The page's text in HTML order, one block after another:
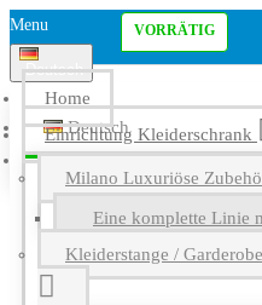
Menu
Deutsch
Deutsch
English
Home
Einrichtung Kleiderschrank
Milano Luxuriöse
Eine komplette Linie
Kleiderstange /
VORRÄTIG